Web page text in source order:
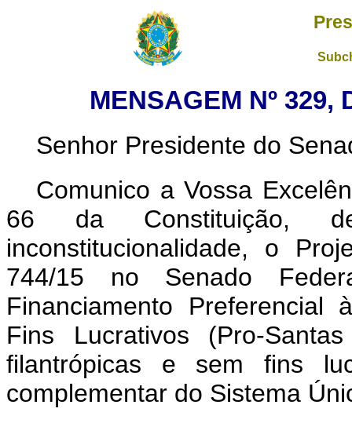
MENSAGEM Nº 329,
Senhor Presidente do
Comunico a Vossa
66 da Constituição,
inconstitucionalidade, o
744/15 no Senado
Financiamento Preferencial
Fins Lucrativos (Pro-
filantrópicas e sem fins
complementar do Sistema